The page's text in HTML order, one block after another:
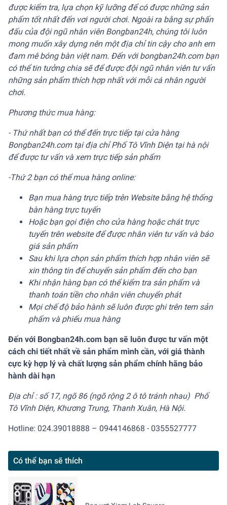
được kiểm tra, lựa chọn kỹ lưỡng để có được những sản
phẩm tốt nhất đến vơi người chơi. Ngoài ra bằng sự phấn
đấu của đội ngũ nhân viên Bongban24h, chúng tôi luôn
mong muốn xây dựng nên một địa chỉ tin cậy cho anh em
đam mê bóng bàn việt nam. Đến với bongban24h.com bạn
có thể tin tưởng chia sẽ để được đội ngũ nhân viên tư vấn
những sản phẩm thích hợp nhất với mỗi cá nhân người
chơi.
Phương thức mua hàng:
- Thứ nhất bạn có thể đến trực tiếp tại cửa hàng
Bongban24h.com tại địa chỉ Phố Tô Vĩnh Diện tại hà nội
để được tư vấn và xem trực tiếp sản phẩm
-Thứ 2 bạn có thể mua hàng online:
Bạn mua hàng trực tiếp trên Website bằng hệ thống
bàn hàng trực tuyến
Hoặc bạn gọi điện cho cửa hàng hoặc chát trực
tuyến trên website để được nhân viên tư vấn và báo
giá sản phẩm
Sau khi lựa chọn sản phẩm thích hợp nhân viên sẽ
xin thông tin để chuyển sản phẩm đến cho bạn
Khi nhận hàng bạn có thể kiểm tra sản phẩm và
thanh toán tiền cho nhân viên chuyển phát
Mọi chế độ bảo hành sẽ luôn được ghi trên tem sản
phẩm và phiếu mua hàng
Đến với Bongban24h.com bạn sẽ luôn được tư vấn một
cách chi tiết nhất về sản phẩm mình cần, với giá thành
cực kỳ hợp lý và chất lượng sản phẩm chính hãng bảo
hành dài hạn
Địa chỉ : số 17, ngõ 86 (ngõ rộng 2 ô tô tránh nhau) Phố
Tô Vĩnh Diện, Khương Trung, Thanh Xuân, Hà Nội.
Hotline: 024.39018888 – 0944146868 - 0355527777
Có thể bạn sẽ thích